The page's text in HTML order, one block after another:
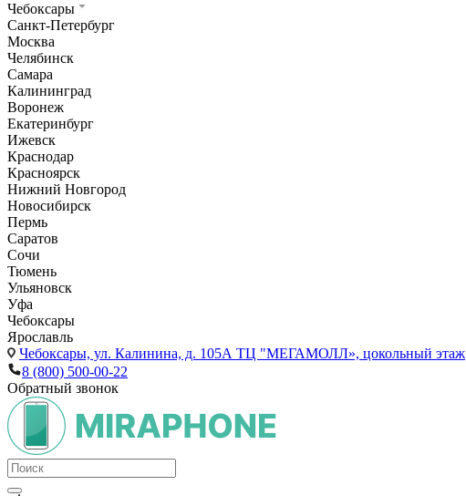
Чебоксары
Санкт-Петербург
Москва
Челябинск
Самара
Калининград
Воронеж
Екатеринбург
Ижевск
Краснодар
Красноярск
Нижний Новгород
Новосибирск
Пермь
Саратов
Сочи
Тюмень
Ульяновск
Уфа
Чебоксары
Ярославль
Чебоксары, ул. Калинина, д. 105А ТЦ "МЕГАМОЛЛ», цокольный этаж
8 (800) 500-00-22
Обратный звонок